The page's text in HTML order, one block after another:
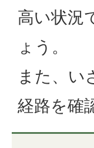
高い状況
ょう。
また、い
経路を確